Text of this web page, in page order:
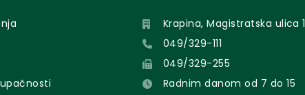
Krapina, Magistratska ulica 1
049/329-111
049/329-255
Radnim danom od 7 do 15